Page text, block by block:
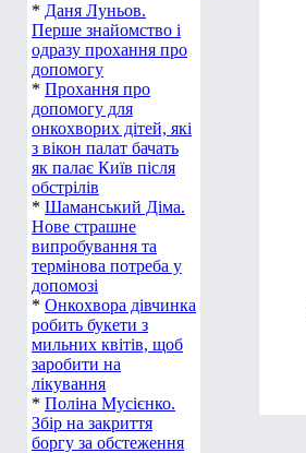
* Даня Луньов.
Перше знайомство і
одразу прохання про
допомогу
* Прохання про
допомогу для
онкохворих дітей, які
з вікон палат бачать
як палає Київ після
обстрілів
* Шаманський Діма.
Нове страшне
випробування та
термінова потреба у
допомозі
* Онкохвора дівчинка
робить букети з
мильних квітів, щоб
заробити на
лікування
* Поліна Мусієнко.
Збір на закриття
боргу за обстеження